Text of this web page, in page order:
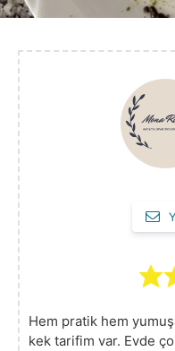
Hem pratik hem
kek tarifim var. Evde